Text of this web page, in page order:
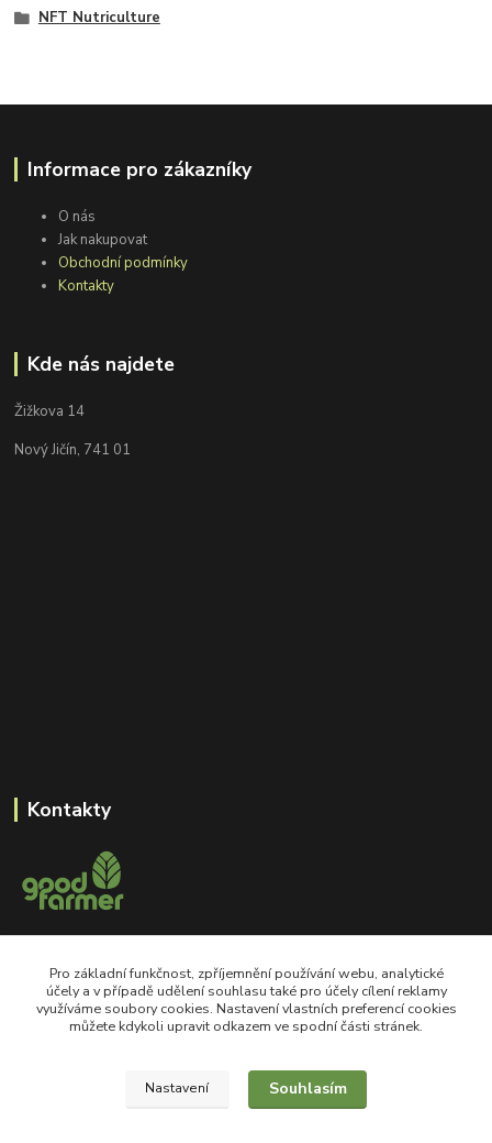
NFT Nutriculture
Informace pro zákazníky
O nás
Jak nakupovat
Obchodní podmínky
Kontakty
Kde nás najdete
Žižkova 14
Nový Jičín, 741 01
Kontakty
Po-Pá, 8-18 hod
shop@goodfarmer.cz
Pro základní funkčnost, zpříjemnění používání webu, analytické
účely a v případě udělení souhlasu také pro účely cílení reklamy
využíváme soubory cookies. Nastavení vlastních preferencí cookies
můžete kdykoli upravit odkazem ve spodní části stránek.
Nastavení Souhlasím